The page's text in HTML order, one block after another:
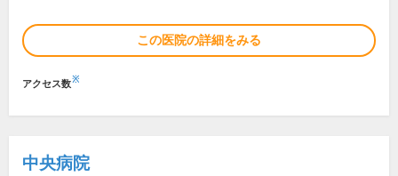
この医院の詳細をみる
アクセス数※
中央病院